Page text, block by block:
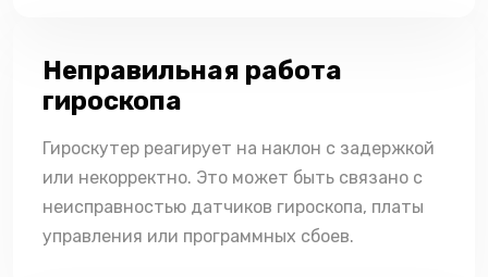
Неправильная работа
гироскопа
Гироскутер реагирует на наклон с задержкой
или некорректно. Это может быть связано с
неисправностью датчиков гироскопа, платы
управления или программных сбоев.